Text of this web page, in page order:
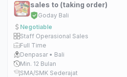
sales to (taking order)
Goday Bali
Negotiable
Staff Operasional Sales
Full Time
Denpasar • Bali
Min. 12 Bulan
SMA/SMK Sederajat